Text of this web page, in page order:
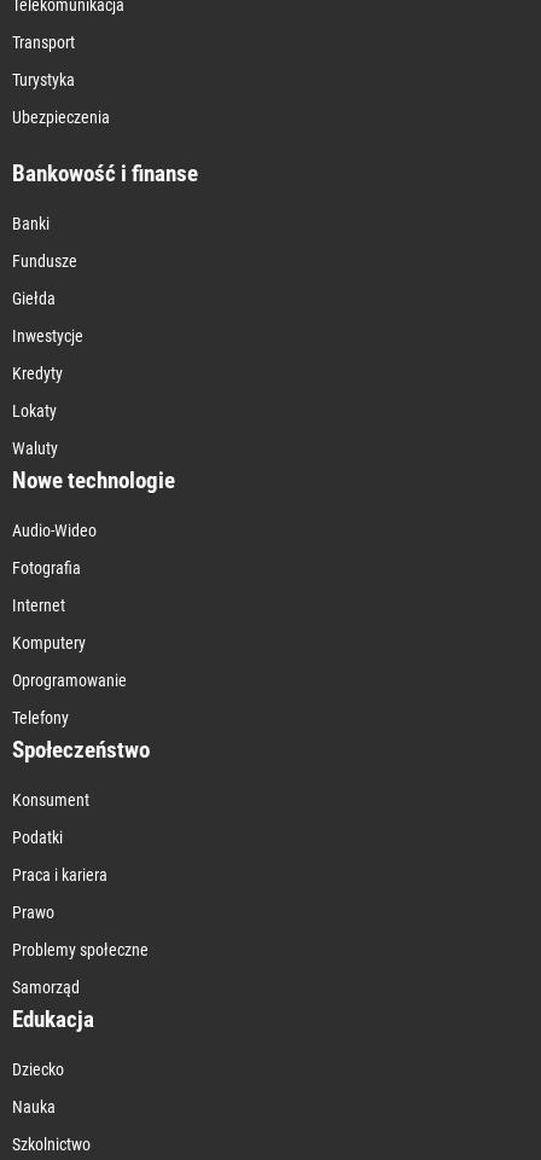
Telekomunikacja
Transport
Turystyka
Ubezpieczenia
Bankowość i finanse
Banki
Fundusze
Giełda
Inwestycje
Kredyty
Lokaty
Waluty
Nowe technologie
Audio-Wideo
Fotografia
Internet
Komputery
Oprogramowanie
Telefony
Społeczeństwo
Konsument
Podatki
Praca i kariera
Prawo
Problemy społeczne
Samorząd
Edukacja
Dziecko
Nauka
Szkolnictwo